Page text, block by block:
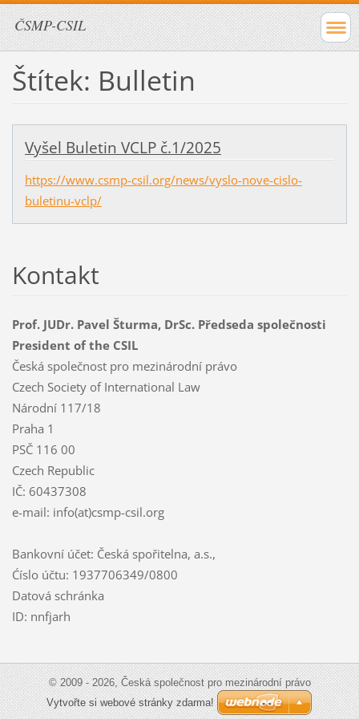
ČSMP-CSIL
Štítek: Bulletin
Vyšel Buletin VCLP č.1/2025
https://www.csmp-csil.org/news/vyslo-nove-cislo-
buletinu-vclp/
Kontakt
Prof. JUDr. Pavel Šturma, DrSc. Předseda společnosti
President of the CSIL
Česká společnost pro mezinárodní právo
Czech Society of International Law
Národní 117/18
Praha 1
PSČ 116 00
Czech Republic
IČ: 60437308
e-mail: info(at)csmp-csil.org
Bankovní účet: Česká spořitelna, a.s.,
Ćíslo účtu: 1937706349/0800
Datová schránka
ID: nnfjarh
© 2009 - 2026, Česká společnost pro mezinárodní právo
Vytvořte si webové stránky zdarma!